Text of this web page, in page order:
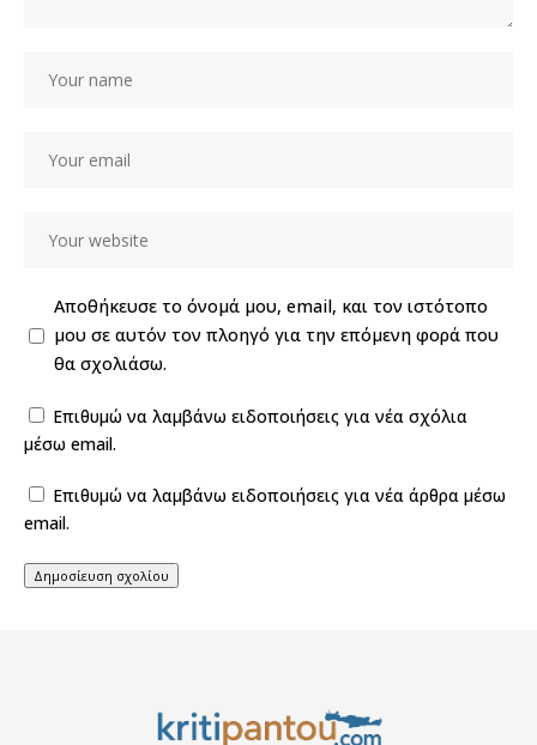
Αποθήκευσε το όνομά μου, email, και τον ιστότοπο
μου σε αυτόν τον πλοηγό για την επόμενη φορά που
θα σχολιάσω.
Επιθυμώ να λαμβάνω ειδοποιήσεις για νέα σχόλια
μέσω email.
Επιθυμώ να λαμβάνω ειδοποιήσεις για νέα άρθρα μέσω
email.